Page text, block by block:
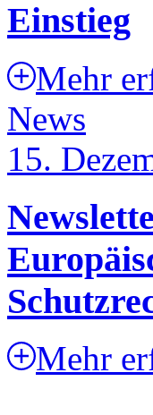
Einstieg
Mehr
News
15.
Mehr